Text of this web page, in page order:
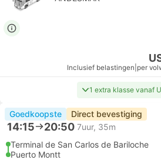
Inclusief belastingen per
1 extra klasse vanaf
Goedkoopste Direct bevestiging
14:15 20:50 7uur, 35m
Terminal de San Carlos de Bariloche
Puerto Montt